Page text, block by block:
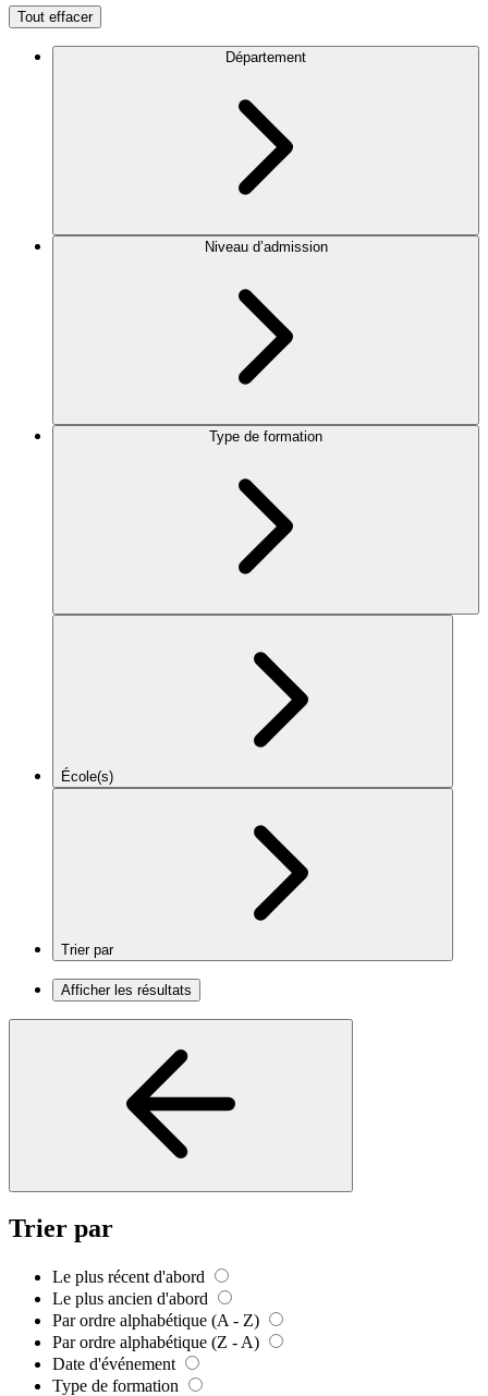
Tout effacer
Département
Niveau d’admission
Type de formation
École(s)
Trier par
Afficher les résultats
Trier par
Le plus récent d'abord
Le plus ancien d'abord
Par ordre alphabétique (A - Z)
Par ordre alphabétique (Z - A)
Date d'événement
Type de formation